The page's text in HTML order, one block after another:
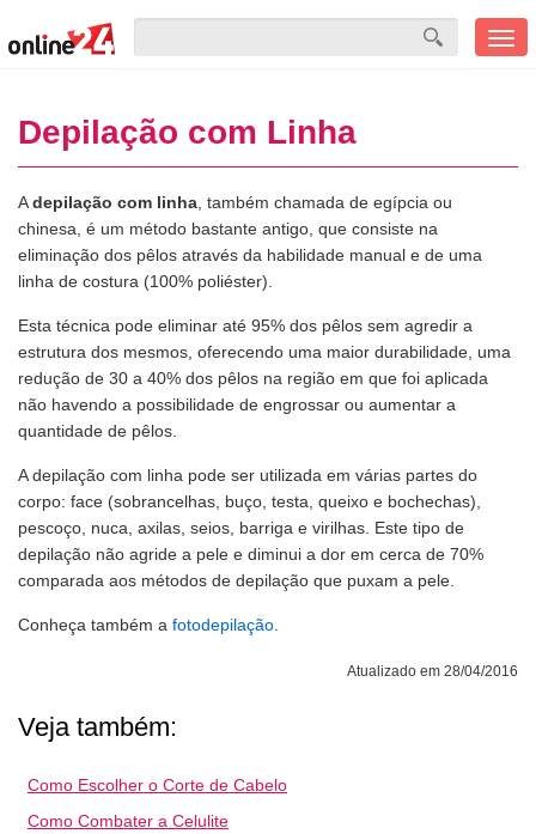
Depilação com Linha
Adepilação com linha , também chamada de egípcia ou
chinesa, é um método bastante antigo, que consiste na
eliminação dos pêlos através da habilidade manual e de uma
linha de costura (100% poliéster).
Esta técnica pode eliminar até 95% dos pêlos sem agredir a
estrutura dos mesmos, oferecendo uma maior durabilidade, uma
redução de 30 a 40% dos pêlos na região em que foi aplicada
não havendo a possibilidade de engrossar ou aumentar a
quantidade de pêlos.
A depilação com linha pode ser utilizada em várias partes do
corpo: face (sobrancelhas, buço, testa, queixo e bochechas),
pescoço, nuca, axilas, seios, barriga e virilhas. Este tipo de
depilação não agride a pele e diminui a dor em cerca de 70%
comparada aos métodos de depilação que puxam a pele.
Conheça também a fotodepilação
Atualizado em 28/04/2016
Veja também:
Como Escolher o Corte de Cabelo
Como Combater a Celulite